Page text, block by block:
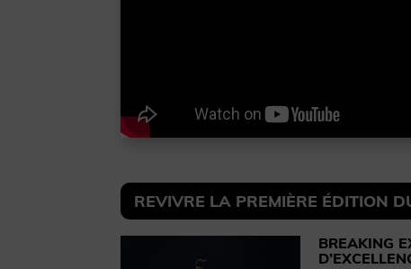
REVIVRE LA PREMIÈRE ÉDITION
BREAKING